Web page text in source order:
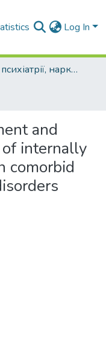
Log In
Кафедра психіатрії, наркології, медичної психології та соціальної роботи
and
internally
comorbid